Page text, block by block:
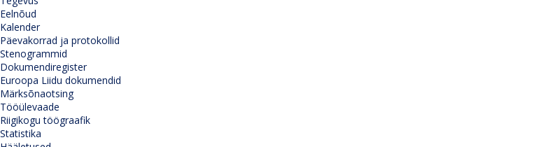
Eelnõud
Kalender
Päevakorrad ja protokollid
Stenogrammid
Dokumendiregister
Euroopa Liidu dokumendid
Märksõnaotsing
Tööülevaade
Riigikogu töögraafik
Statistika